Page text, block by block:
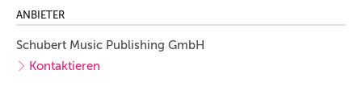
ANBIETER
Schubert Music Publishing GmbH
Kontaktieren